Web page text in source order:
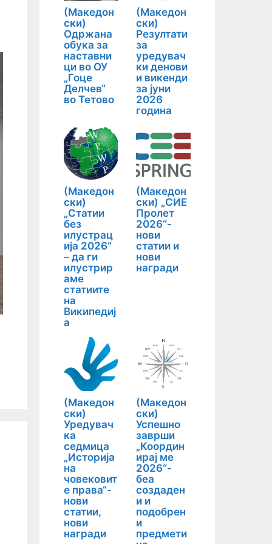
(Македон
ски)
Одржана
обука за
наставни
ци во ОУ
„Гоце
Делчев“
во Тетово
(Македон
ски)
Резултати
за
уредувач
ки денови
и викенди
за јуни
2026
година
(Македон
ски)
„Статии
без
илустрац
ија 2026“
– да ги
илустрир
аме
статиите
на
Википедиј
а
(Македон
ски) „СИЕ
Пролет
2026“-
нови
статии и
нови
награди
(Македон
ски)
Уредувач
ка
седмица
„Историја
на
човековит
е права“-
нови
статии,
нови
награди
(Македон
ски)
Успешно
заврши
„Координ
ирај ме
2026“-
беа
создаден
и и
подобрен
и
предмети